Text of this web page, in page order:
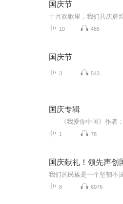
国庆节
10 465
国庆节
3 543
国庆专辑
1 78
国庆献礼！领先声创
8 6076